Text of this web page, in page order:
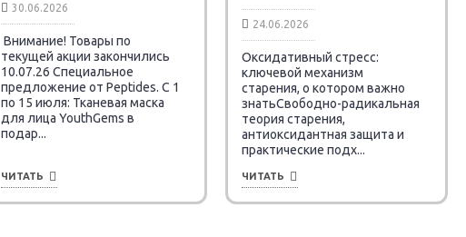
30.06.2026
Внимание! Товары по
текущей акции закончились
10.07.26 Специальное
предложение от Peptides. C 1
по 15 июля: Тканевая маска
для лица YouthGems в
подар...
ЧИТАТЬ
24.06.2026
Оксидативный стресс:
ключевой механизм
старения, о котором важно
знатьСвободно-радикальная
теория старения,
антиоксидантная защита и
практические подх...
ЧИТАТЬ